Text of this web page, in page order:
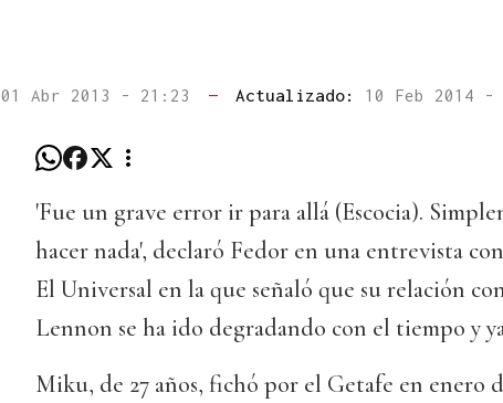
01 Abr 2013 - 21:23 — Actualizado: 10 Feb 2014 -
'Fue un grave error ir para allá (Escocia).
hacer nada', declaró Fedor en una entrevista
El Universal en la que señaló que su relación
Lennon se ha ido degradando con el tiempo y
Miku, de 27 años, fichó por el Getafe en enero